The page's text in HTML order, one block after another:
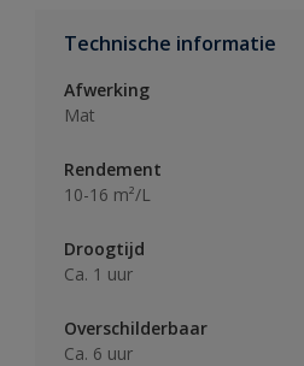
Technische informatie
Afwerking
Mat
Rendement
10-16 m²/L
Droogtijd
Ca. 1 uur
Overschilderbaar
Ca. 6 uur